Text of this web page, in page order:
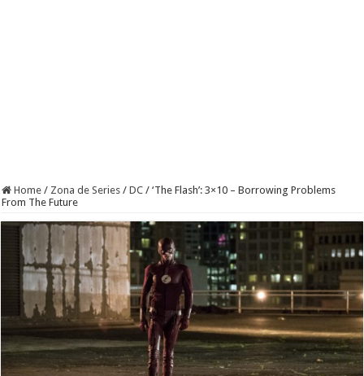
Home / Zona de Series / DC / ‘The Flash’: 3×10 – Borrowing Problems
From The Future